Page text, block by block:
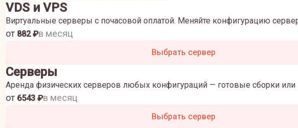
VDS и VPS
Виртуальные серверы с почасовой оплатой. Меняйте конфигурацию
от 882₽в месяц
Выбрать сервер
Серверы
Аренда физических серверов любых конфигураций — готовые сборки или
от 6543 ₽в месяц
Выбрать сервер